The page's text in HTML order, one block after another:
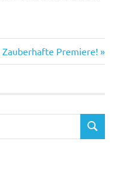
Zauberhafte Premiere!
SUCHEN